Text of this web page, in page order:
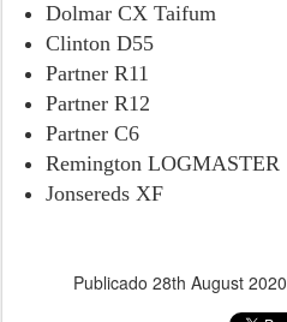
Dolmar CX Taifum
Clinton D55
Partner R11
Partner R12
Partner C6
Remington LOGMASTER
Jonsereds XF
Publicado 28th August 2020